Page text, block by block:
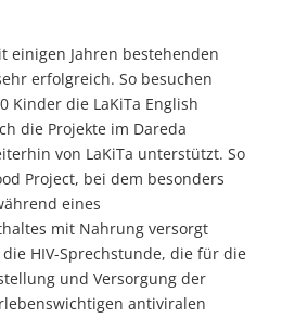
einigen Jahren bestehenden
erfolgreich. So besuchen
Kinder die LaKiTa English
die Projekte im Dareda
von LaKiTa unterstützt. So
Project, bei dem besonders
eines
mit Nahrung versorgt
HIV-Sprechstunde, die für die
und Versorgung der
antiviralen